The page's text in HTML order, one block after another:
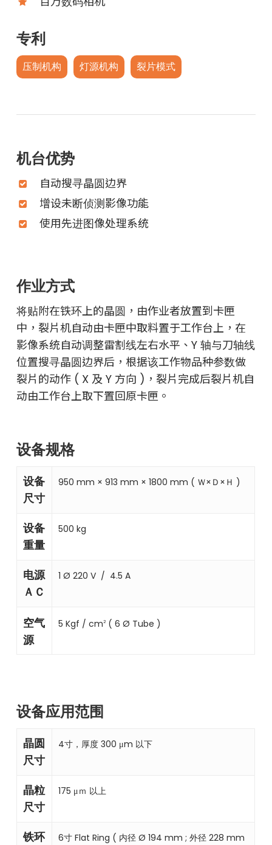
专利
压制机构 灯源机构 裂片模式
机台优势
自动搜寻晶圆边界
增设未断侦测影像功能
使用先进图像处理系统
作业方式
将贴附在铁环上的晶圆，由作业者放置到卡匣
中，裂片机自动由卡匣中取料置于工作台上，在
影像系统自动调整雷割线左右水平、Y 轴与刀轴线
位置搜寻晶圆边界后，根据该工作物品种参数做
裂片的动作 ( X 及 Y 方向 )，裂片完成后裂片机自
动由工作台上取下置回原卡匣。
设备规格
设备
尺寸
950 mm × 913 mm × 1800 mm ( Ｗ×Ｄ×Ｈ )
设备
重量
500 kg
电源
ＡＣ
1 Ø 220 V ∕ 4.5 A
空气
源
5 Kgf ∕ cm2 ( 6 Ø Tube )
设备应用范围
晶圆
尺寸
4寸，厚度 300 μm 以下
晶粒
尺寸
175 μｍ 以上
铁环
6寸 Flat Ring ( 内径 Ø 194 mm ; 外径 228 mm